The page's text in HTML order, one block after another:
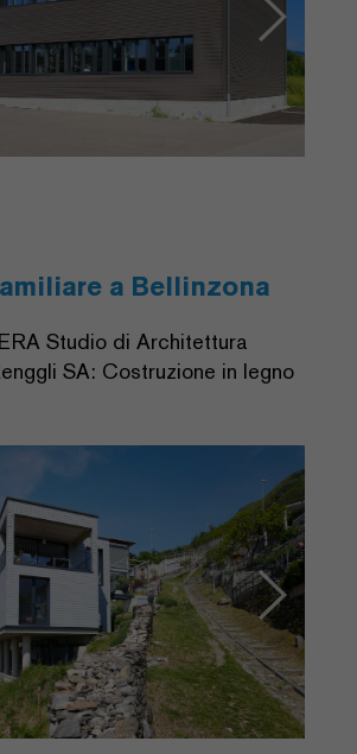
a Bellinzona
Studio di Architettura
SA: Costruzione in legno